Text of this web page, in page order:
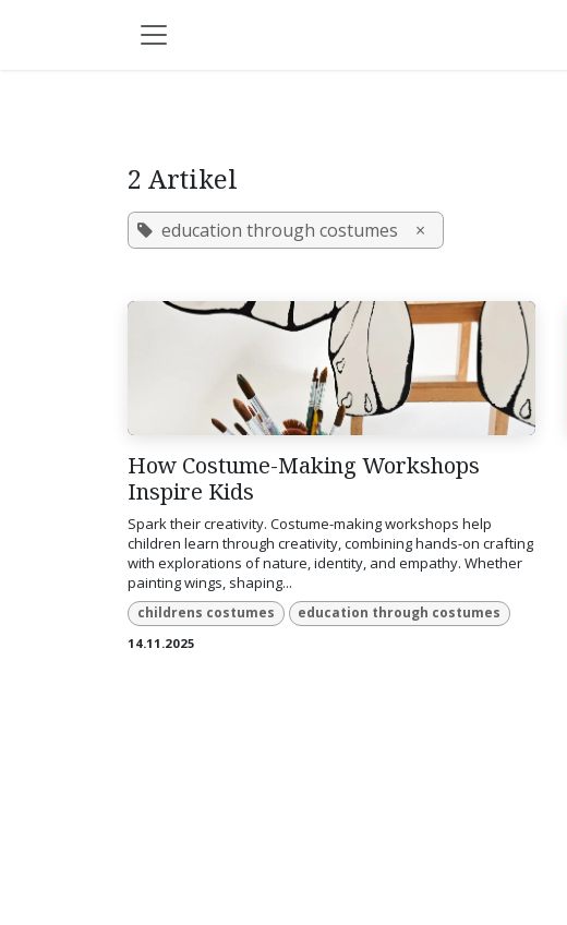
2 Artikel
education through costumes ×
How Costume-Making Workshops
Inspire Kids
Spark their creativity. Costume-making workshops help
children learn through creativity, combining hands-on crafting
with explorations of nature, identity, and empathy. Whether
painting wings, shaping...
childrens costumes education through costumes
14.11.2025